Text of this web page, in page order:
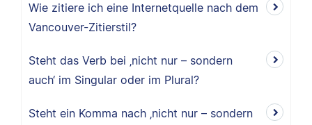
Wie zitiere ich eine Internetquelle nach dem
Vancouver-Zitierstil?
Steht das Verb bei ‚nicht nur – sondern
auch‘ im Singular oder im Plural?
Steht ein Komma nach ‚nicht nur – sondern